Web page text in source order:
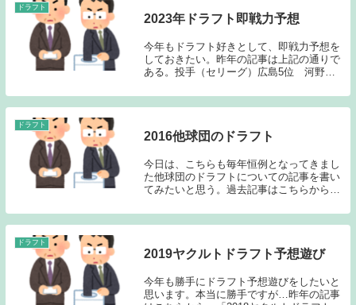
ドラフト
2023年ドラフト即戦力予想
今年もドラフト好きとして、即戦力予想を
しておきたい。昨年の記事は上記の通りで
ある。投手（セリーグ）広島5位 河野
大雅 右投左打 西濃運輸ヤクルト1位
吉村 貢司郎 右投右打 東芝中日1位
ドラフト
2016他球団のドラフト
今日は、こちらも毎年恒例となってきまし
た他球団のドラフトについての記事を書い
てみたいと思う。過去記事はこちらから
ドラ1 12人は誰だ！」日本ハム ドラフ
ト1位 堀 瑞輝（広島新庄）左投左打
ドラフト
2019ヤクルトドラフト予想遊び
今年も勝手にドラフト予想遊びをしたいと
思います。本当に勝手ですが…昨年の記事